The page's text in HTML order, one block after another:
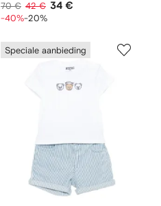
70 € 42 € 34 €
-40%-20%
Speciale aanbieding